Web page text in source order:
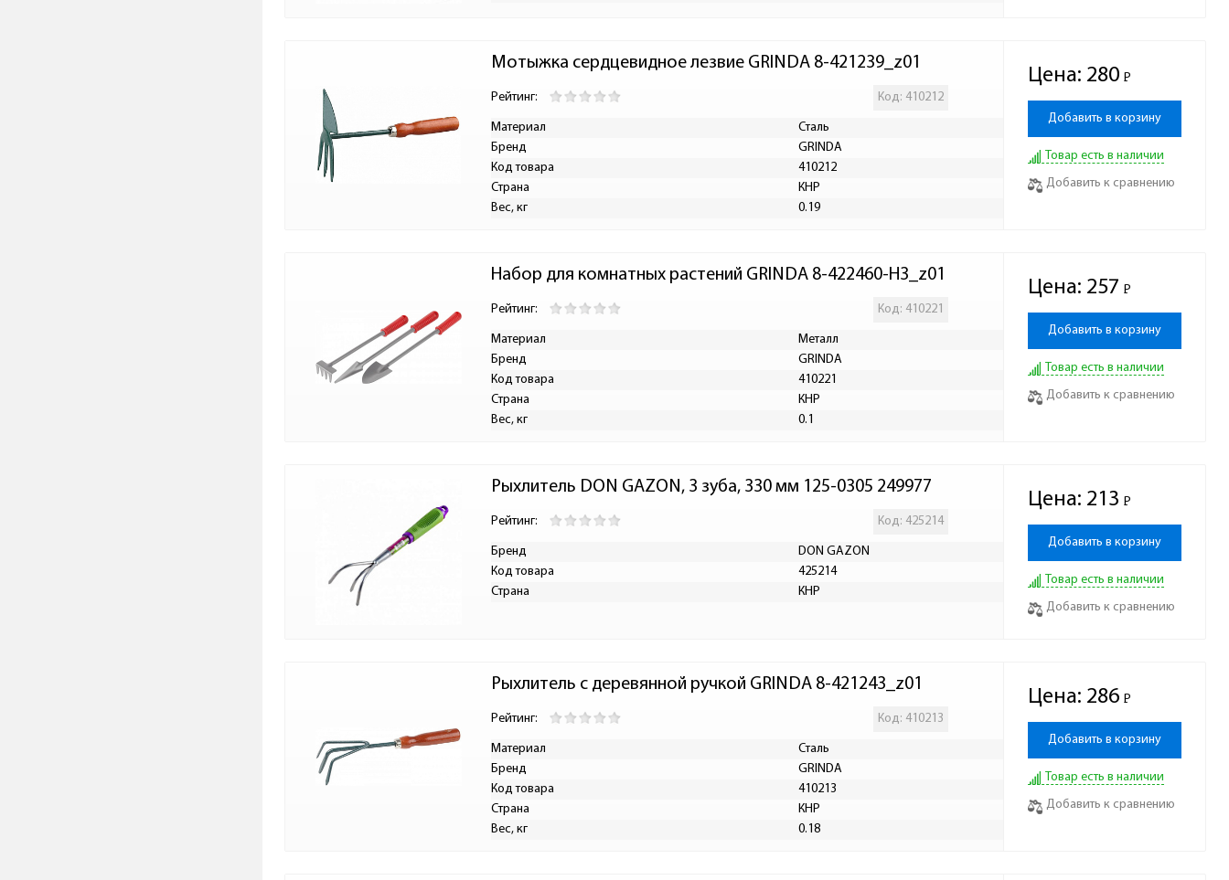
Мотыжка сердцевидное лезвие GRINDA 8-421239_z01
Рейтинг: Код: 410212
Материал
Сталь
Бренд
GRINDA
Код товара
410212
Страна
КНР
Вес, кг
0.19
Цена: 280 Р
-
Добавить в корзину
Товар есть в наличии
Добавить к сравнению
Набор для комнатных растений GRINDA 8-422460-H3_z01
Рейтинг: Код: 410221
Материал
Металл
Бренд
GRINDA
Код товара
410221
Страна
КНР
Вес, кг
0.1
Цена: 257 Р
-
Добавить в корзину
Товар есть в наличии
Добавить к сравнению
Рыхлитель DON GAZON, 3 зуба, 330 мм 125-0305 249977
Рейтинг: Код: 425214
Бренд
DON GAZON
Код товара
425214
Страна
КНР
Цена: 213 Р
-
Добавить в корзину
Товар есть в наличии
Добавить к сравнению
Рыхлитель с деревянной ручкой GRINDA 8-421243_z01
Рейтинг: Код: 410213
Материал
Сталь
Бренд
GRINDA
Код товара
410213
Страна
КНР
Вес, кг
0.18
Цена: 286 Р
-
Добавить в корзину
Товар есть в наличии
Добавить к сравнению